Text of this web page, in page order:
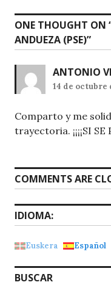
ONE THOUGHT ON
ANDUEZA (PSE)”
ANTONIO
14 de octubre
Comparto y me
trayectoria. ¡¡¡¡SI SE
COMMENTS ARE
IDIOMA:
Euskera Español
BUSCAR